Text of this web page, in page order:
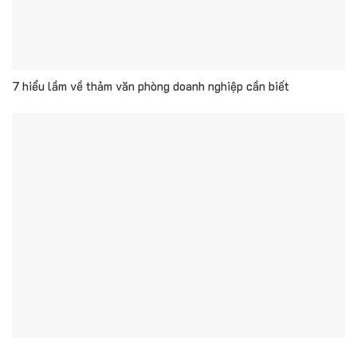
7 hiểu lầm về thảm văn phòng doanh nghiệp cần biết